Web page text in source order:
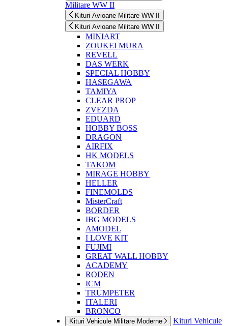
Militare WW II
Kituri Avioane Militare WW II
Kituri Avioane Militare WW II
MINIART
ZOUKEI MURA
REVELL
DAS WERK
SPECIAL HOBBY
HASEGAWA
TAMIYA
CLEAR PROP
ZVEZDA
EDUARD
HOBBY BOSS
DRAGON
AIRFIX
HK MODELS
TAKOM
MIRAGE HOBBY
HELLER
FINEMOLDS
MisterCraft
BORDER
IBG MODELS
AMODEL
I LOVE KIT
FUJIMI
GREAT WALL HOBBY
ACADEMY
RODEN
ICM
TRUMPETER
ITALERI
BRONCO
Kituri Vehicule Militare Moderne
Kituri Vehicule